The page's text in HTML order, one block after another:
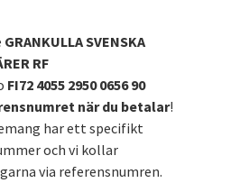
GRANKULLA SVENSKA
RF
FI72 4055 2950 0656 90
när du betalar!
har ett specifikt
och vi kollar
via referensnumren.